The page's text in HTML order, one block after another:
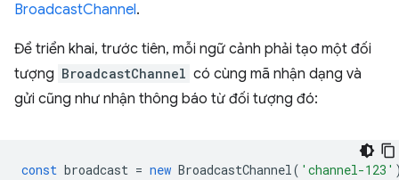
BroadcastChannel.
Để triển khai, trước tiên, mỗi ngữ cảnh phải tạo một đối
tượng BroadcastChannel có cùng mã nhận dạng và
gửi cũng như nhận thông báo từ đối tượng đó:
const broadcast = new BroadcastChannel( 'channel-123'